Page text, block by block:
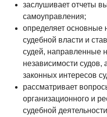
заслушивает отчеты
самоуправления;
определяет основные
судебной власти и
судей, направленные
независимости судов,
законных интересов
рассматривает
организационного и
судебной